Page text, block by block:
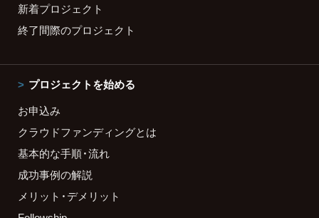
新着プロジェクト
終了間際のプロジェクト
プロジェクトを始める
お申込み
クラウドファンディングとは
基本的な手順・流れ
成功事例の解説
メリット・デメリット